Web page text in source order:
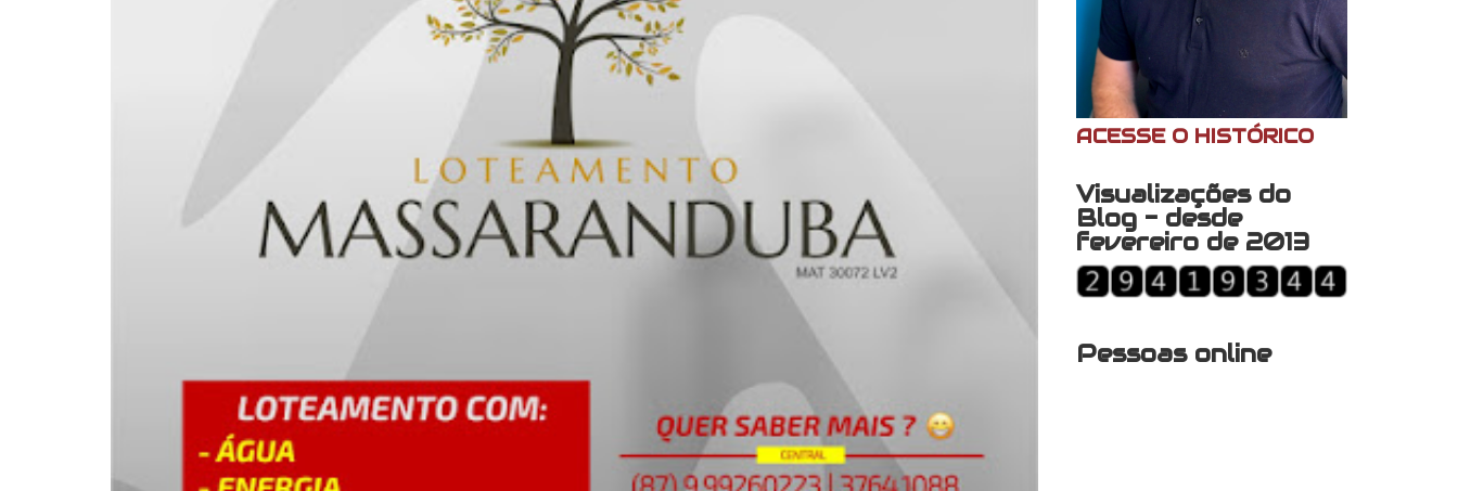
ACESSE O HISTÓRICO
Visualizações do
Blog - desde
fevereiro de 2013
Pessoas online